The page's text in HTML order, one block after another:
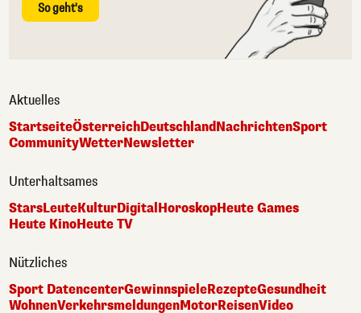
So geht's
Aktuelles
StartseiteÖsterreichDeutschlandNachrichtenSport
CommunityWetterNewsletter
Unterhaltsames
StarsLeuteKulturDigital HoroskopHeute Games
Heute KinoHeute TV
Nützliches
Sport DatencenterGewinnspieleRezepteGesundheit
WohnenVerkehrsmeldungenMotorReisenVideo